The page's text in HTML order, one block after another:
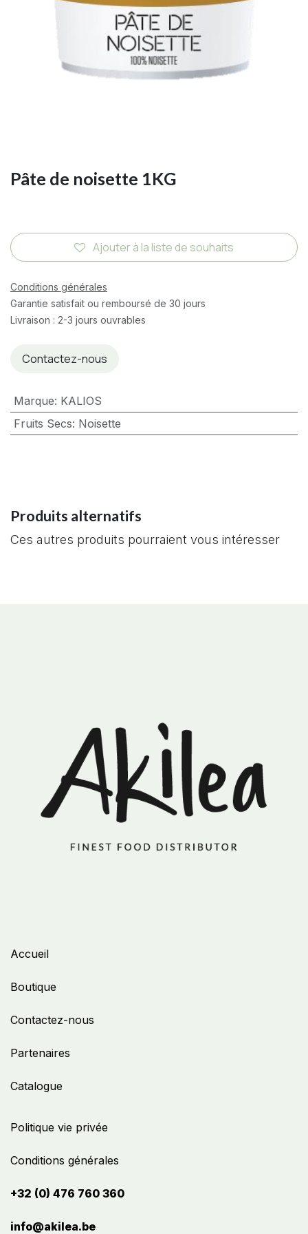
Pâte de noisette 1KG
Ajouter à la liste de souhaits
Conditions générales
Garantie satisfait ou remboursé de 30 jours
Livraison : 2-3 jours ouvrables
Contactez-nous
Marque: KALIOS
Fruits Secs: Noisette
Produits alternatifs
Ces autres produits pourraient vous intéresser
Politique vie privée
Conditions générales
+32 (0) 476 760 360
info@akilea.be​
Accueil
Boutique
Contactez-nous
Partenaires
Catalogue